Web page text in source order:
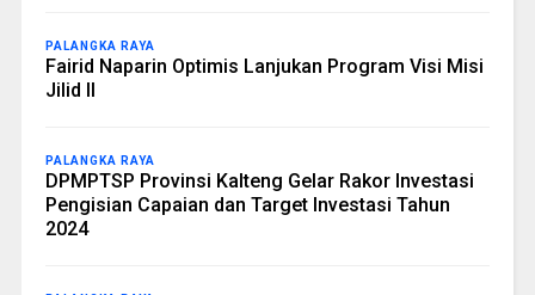
PALANGKA RAYA
Fairid Naparin Optimis Lanjukan Program Visi Misi
Jilid II
PALANGKA RAYA
DPMPTSP Provinsi Kalteng Gelar Rakor Investasi
Pengisian Capaian dan Target Investasi Tahun
2024